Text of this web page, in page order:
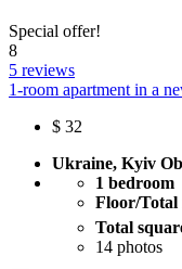
Special offer!
8
5 reviews
1-room apartment in a
$ 32
Ukraine, Kyiv
1 bedroom
Floor/Total
Total
14 photos